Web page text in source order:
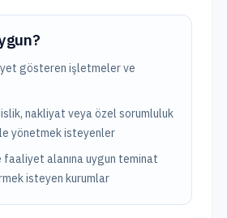
gösteren işletmeler ve
nakliyat veya özel sorumluluk
yönetmek isteyenler
alanına uygun teminat
isteyen kurumlar